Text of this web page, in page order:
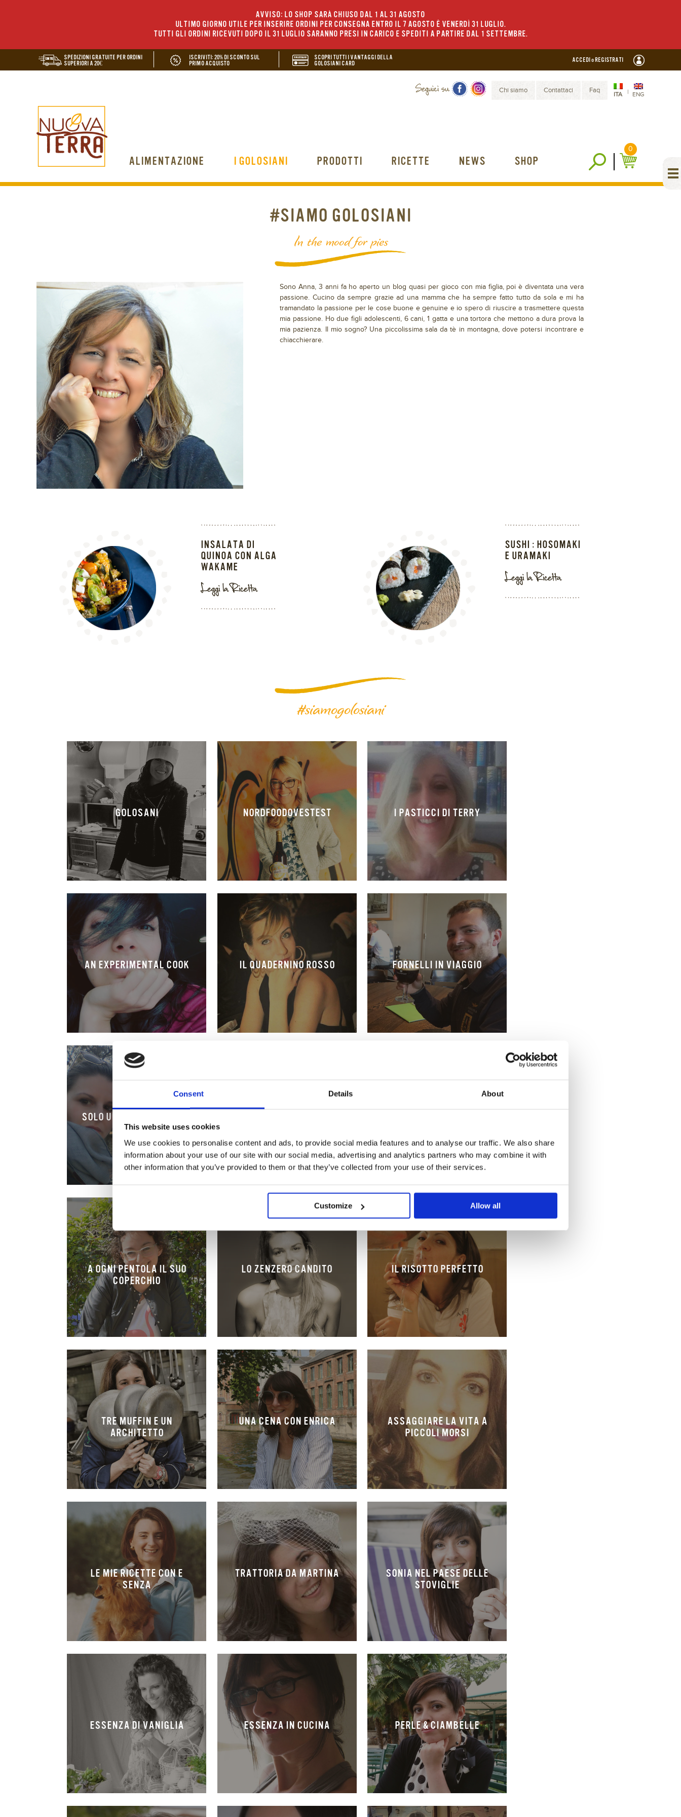
Consent Details About
This website uses cookies
We use cookies to personalise content and ads, to provide social media features and to analyse our traffic. We also share
information about your use of our site with our social media, advertising and analytics partners who may combine it with
other information that you’ve provided to them or that they’ve collected from your use of their services.
Customize Allow all
AVVISO: LO SHOP SARÀ CHIUSO DAL 1 AL 31 AGOSTO
ULTIMO GIORNO UTILE PER INSERIRE ORDINI PER CONSEGNA ENTRO IL 7 AGOSTO È VENERDÌ 31 LUGLIO.
TUTTI GLI ORDINI RICEVUTI DOPO IL 31 LUGLIO SARANNO PRESI IN CARICO E SPEDITI A PARTIRE DAL 1 SETTEMBRE.
SPEDIZIONI GRATUITE PER ORDINI
SUPERIORI A 20€
ISCRIVITI: 20% DI SCONTO SUL
PRIMO ACQUISTO
SCOPRI TUTTI I VANTAGGI DELLA
GOLOSIANI CARD
ACCEDI o REGISTRATI
ITA | ENG
Chi siamo Contattaci Faq
ALIMENTAZIONE I GOLOSIANI PRODOTTI RICETTE NEWS SHOP
0
#SIAMO GOLOSIANI
In the mood for pies
Sono Anna, 3 anni fa ho aperto un blog quasi per gioco con mia figlia, poi è diventata una vera
passione. Cucino da sempre grazie ad una mamma che ha sempre fatto tutto da sola e mi ha
tramandato la passione per le cose buone e genuine e io spero di riuscire a trasmettere questa
mia passione. Ho due figli adolescenti, 6 cani, 1 gatta e una tortora che mettono a dura prova la
mia pazienza. Il mio sogno? Una piccolissima sala da tè in montagna, dove potersi incontrare e
chiacchierare.
INSALATA DI
QUINOA CON ALGA
WAKAME
Leggi la Ricetta
SUSHI : HOSOMAKI
E URAMAKI
Leggi la Ricetta
#siamogolosiani
GOLOSANI NORDFOODOVESTEST I PASTICCI DI TERRY
AN EXPERIMENTAL COOK IL QUADERNINO ROSSO FORNELLI IN VIAGGIO
SOLO UN CHICCO DI CAFFÈ
A OGNI PENTOLA IL SUO
COPERCHIO
LO ZENZERO CANDITO IL RISOTTO PERFETTO
TRE MUFFIN E UN
ARCHITETTO
UNA CENA CON ENRICA
ASSAGGIARE LA VITA A
PICCOLI MORSI
LE MIE RICETTE CON E
SENZA
TRATTORIA DA MARTINA
SONIA NEL PAESE DELLE
STOVIGLIE
ESSENZA DI VANIGLIA ESSENZA IN CUCINA PERLE & CIAMBELLE